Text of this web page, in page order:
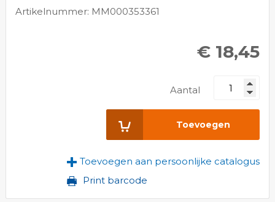
Artikelnummer: MM000353361
€ 18,45
Aantal
Toevoegen
Toevoegen aan persoonlijke catalogus
Print barcode